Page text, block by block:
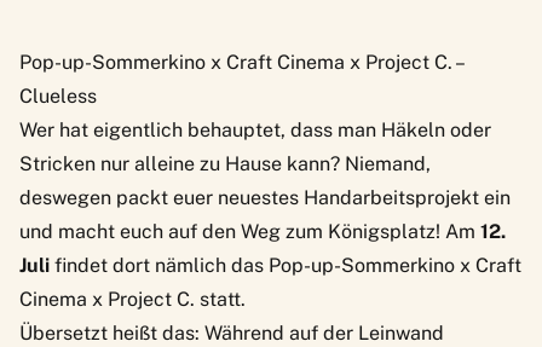
Pop-up-Sommerkino x Craft Cinema x Project C. –
Clueless
Wer hat eigentlich behauptet, dass man Häkeln oder
Stricken nur alleine zu Hause kann? Niemand,
deswegen packt euer neuestes Handarbeitsprojekt ein
und macht euch auf den Weg zum Königsplatz! Am 12.
Juli findet dort nämlich das Pop-up-Sommerkino x Craft
Cinema x Project C. statt.
Übersetzt heißt das: Während auf der Leinwand